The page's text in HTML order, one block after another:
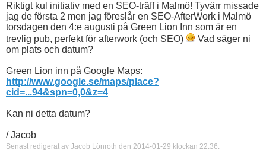
Riktigt kul initiativ med en SEO-träff i Malmö! Tyvärr missade
jag de första 2 men jag föreslår en SEO-AfterWork i Malmö
torsdagen den 4:e augusti på Green Lion Inn som är en
trevlig pub, perfekt för afterwork (och SEO)
Vad säger ni
om plats och datum?
Green Lion inn på Google Maps:
http://www.google.se/maps/place?
cid=...94&spn=0,0&z=4
Kan ni detta datum?
/ Jacob
Senast redigerat av Jacob Lönroth den 2014-01-29 klockan 22:36.